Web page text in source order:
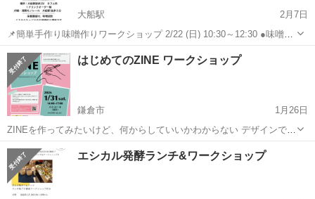
大船駅
2月7日
📌簡単手作り味噌作りワークショップ 2/22 (日) 10:30～12:30 ●味噌１
キロお持ち帰り 参加費：3,000円（当日現金払い） １ドリンクオーダ
ー制（カフェ開催の為） 定員8名、最小催行人数: 3名 他サイ...
神奈川 鎌倉市 大船駅 ワークショップ 味噌
はじめてのZINE ワークショップ
鎌倉市
1月26日
ZINEを作ってみたいけど、何からしていいかわからない デザインでき
ないから不安 イラストを書けないけど大丈夫？ 自由な表現が魅力の
ZINEですが、いざ自分で作ろうとしてもどうやって作ったらいいかわ
からない、そうい...
神奈川 鎌倉市 ワークショップ
エシカル発酵ランチ&ワークショップ